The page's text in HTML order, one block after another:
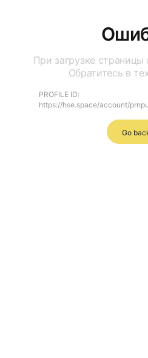
При загрузке
Обратитесь в
PROFILE ID:
https://hse.space/account/
Go